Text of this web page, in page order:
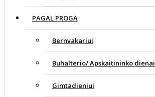
PAGAL PROGĄ
Bernvakariui
Buhalterio/ Apskaitininko dienai
Gimtadieniui